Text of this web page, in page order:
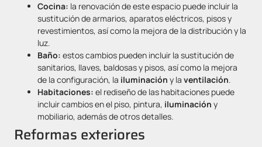
Cocina: la renovación de este espacio puede incluir la
sustitución de armarios, aparatos eléctricos, pisos y
revestimientos, así como la mejora de la distribución y la
luz.
Baño: estos cambios pueden incluir la sustitución de
sanitarios, llaves, baldosas y pisos, así como la mejora
de la configuración, la iluminación y la ventilación.
Habitaciones: el rediseño de las habitaciones puede
incluir cambios en el piso, pintura, iluminación y
mobiliario, además de otros detalles.
Reformas exteriores